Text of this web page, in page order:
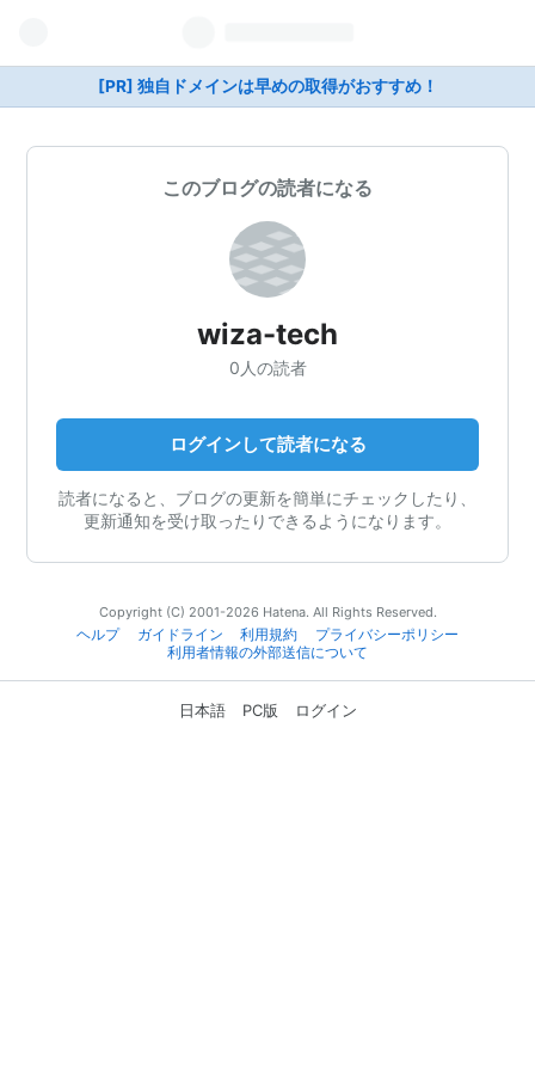
[PR] 独自ドメインは早めの取得がおすすめ！
このブログの読者になる
wiza-tech
0人の読者
ログインして読者になる
読者になると、ブログの更新を簡単にチェックしたり、
更新通知を受け取ったりできるようになります。
Copyright (C) 2001-2026 Hatena. All Rights Reserved.
ヘルプ
ガイドライン 利用規約
プライバシーポリシー
利用者情報の外部送信について
日本語 PC版 ログイン